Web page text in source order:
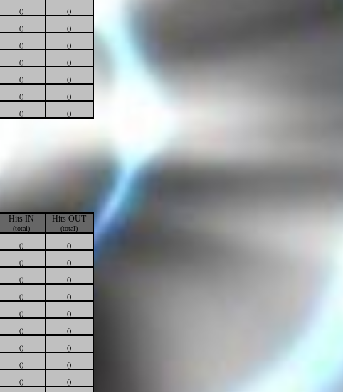
()
()
()
()
()
()
()
()
()
()
()
()
() ()
Hits IN
(total)
Hits OUT
(total)
()
()
()
()
()
()
()
()
()
()
()
()
()
()
()
()
()
()